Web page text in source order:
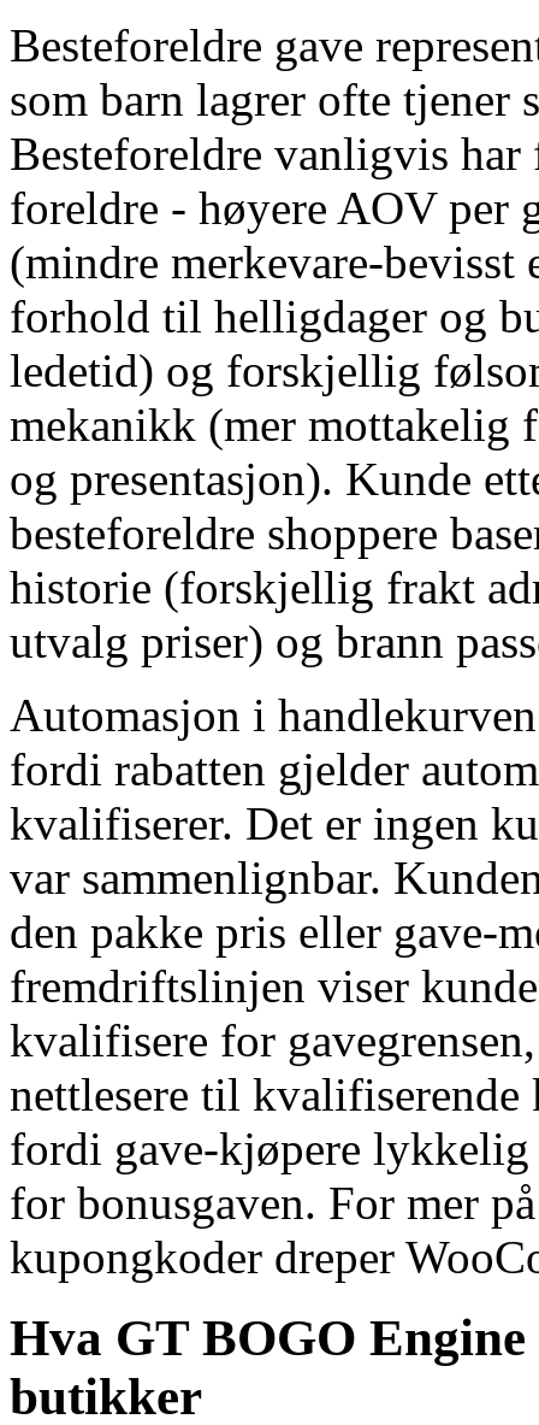
Besteforeldre gave
som barn lagrer ofte tjener
Besteforeldre vanligvis
foreldre - høyere AOV per
(mindre merkevare-
forhold til helligdager og
ledetid) og forskjellig
mekanikk (mer mottakelig
og presentasjon). Kunde
besteforeldre shoppere
historie (forskjellig frakt
utvalg priser) og brann
Automasjon i
fordi rabatten gjelder
kvalifiserer. Det er ingen
var sammenlignbar.
den pakke pris eller gave-
fremdriftslinjen viser
kvalifisere for
nettlesere til
fordi gave-kjøpere
for bonusgaven. For mer
kupongkoder dreper
Hva GT BOGO
butikker